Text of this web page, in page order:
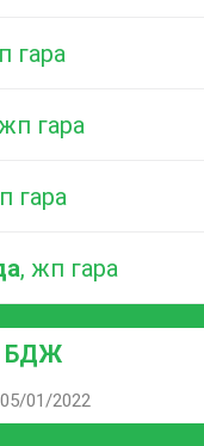
гара
гара
гара
, жп гара
БДЖ
01/2022